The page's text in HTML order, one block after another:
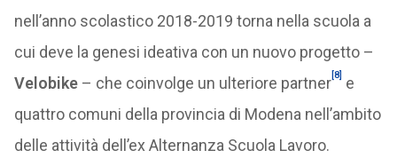
nell’anno scolastico 2018-2019 torna nella scuola a
cui deve la genesi ideativa con un nuovo progetto –
Velobike– che coinvolge un ulteriore partner[8]
e
quattro comuni della provincia di Modena nell’ambito
delle attività dell’ex Alternanza Scuola Lavoro.